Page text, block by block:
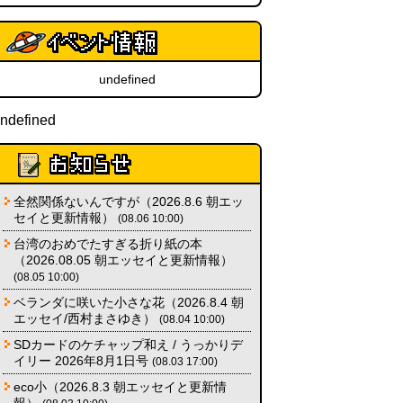
undefined
全然関係ないんですが（2026.8.6 朝エッ
セイと更新情報）
(08.06 10:00)
台湾のおめでたすぎる折り紙の本
（2026.08.05 朝エッセイと更新情報）
(08.05 10:00)
ベランダに咲いた小さな花（2026.8.4 朝
エッセイ/西村まさゆき）
(08.04 10:00)
SDカードのケチャップ和え / うっかりデ
イリー 2026年8月1日号 (08.03 17:00)
eco小（2026.8.3 朝エッセイと更新情